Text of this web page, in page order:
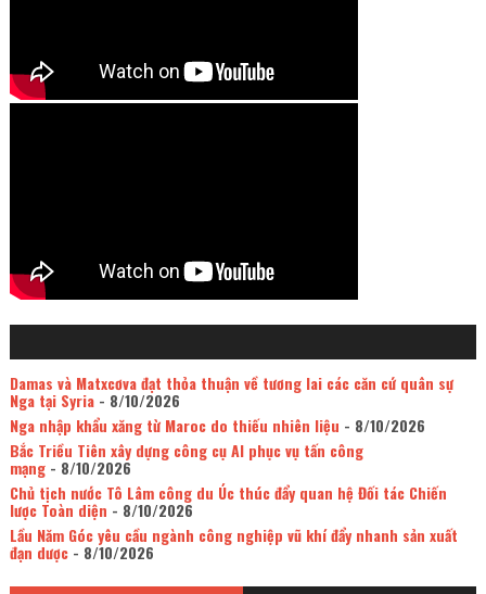
Damas và Matxcơva đạt thỏa thuận về tương lai các căn cứ quân sự
Nga tại Syria- 8/10/2026
Nga nhập khẩu xăng từ Maroc do thiếu nhiên liệu - 8/10/2026
Bắc Triều Tiên xây dựng công cụ AI phục vụ tấn công
mạng- 8/10/2026
Chủ tịch nước Tô Lâm công du Úc thúc đẩy quan hệ Đối tác Chiến
lược Toàn diện - 8/10/2026
Lầu Năm Góc yêu cầu ngành công nghiệp vũ khí đẩy nhanh sản xuất
đạn dược- 8/10/2026